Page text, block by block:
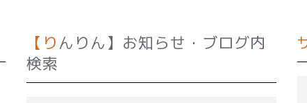
【りんりん】お知らせ・ブログ内
検索